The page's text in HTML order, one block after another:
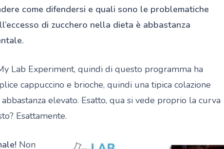
come difendersi e quali sono le problematiche
di zucchero nella dieta è abbastanza
Lab Experiment, quindi di questo programma ha
cappuccino e brioche, quindi una tipica colazione
elevato. Esatto, qua si vede proprio la curva
Esattamente.
Non